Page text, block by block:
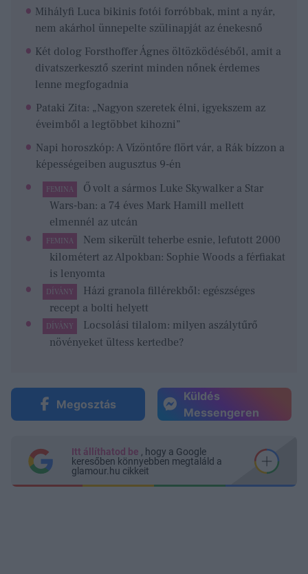
Mihályfi Luca bikinis fotói forróbbak, mint a nyár,
nem akárhol ünnepelte szülinapját az énekesnő
Két dolog Forsthoffer Ágnes öltözködéséből, amit a
divatszerkesztő szerint minden nőnek érdemes
lenne megfogadnia
Pataki Zita: „Nagyon szeretek élni, igyekszem az
éveimből a legtöbbet kihozni”
Napi horoszkóp: A Vízöntőre flört vár, a Rák bízzon a
képességeiben augusztus 9-én
FEMINA
Ő volt a sármos Luke Skywalker a Star
Wars-ban: a 74 éves Mark Hamill mellett
elmennél az utcán
FEMINA
Nem sikerült teherbe esnie, lefutott 2000
kilométert az Alpokban: Sophie Woods a férfiakat
is lenyomta
DÍVÁNY
Házi granola fillérekből: egészséges
recept a bolti helyett
DÍVÁNY
Locsolási tilalom: milyen aszálytűrő
növényeket ültess kertedbe?
Megosztás
Küldés
Messengeren
Itt állíthatod be , hogy a Google
keresőben könnyebben megtaláld a
glamour.hu cikkeit